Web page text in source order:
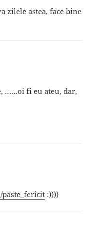
zilele astea, face bine
……oi fi eu ateu, dar,
:))))